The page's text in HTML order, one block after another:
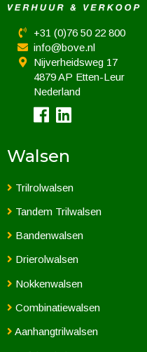
+31 (0)76 50 22 800
info@bove.nl
Nijverheidsweg 17
4879 AP Etten-Leur
Nederland
Walsen
Trilrolwalsen
Tandem Trilwalsen
Bandenwalsen
Drierolwalsen
Nokkenwalsen
Combinatiewalsen
Aanhangtrilwalsen